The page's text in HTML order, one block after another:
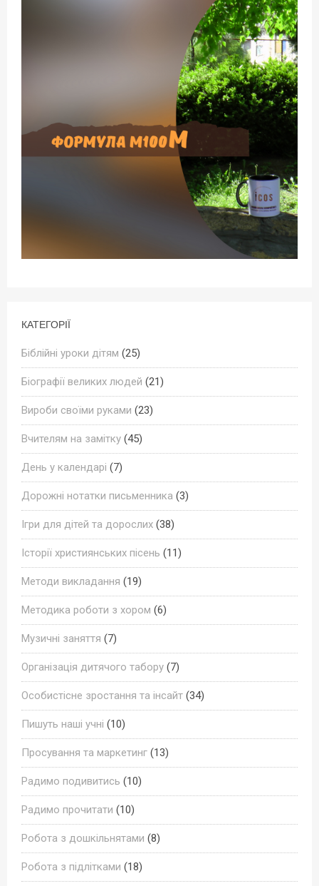
КАТЕГОРІЇ
Біблійні уроки дітям (25)
Біографії великих людей (21)
Вироби своїми руками (23)
Вчителям на замітку (45)
День у календарі (7)
Дорожні нотатки письменника (3)
Ігри для дітей та дорослих (38)
Історії християнських пісень (11)
Методи викладання (19)
Методика роботи з хором (6)
Музичні заняття (7)
Організація дитячого табору (7)
Особистісне зростання та інсайт (34)
Пишуть наші учні (10)
Просування та маркетинг (13)
Радимо подивитись (10)
Радимо прочитати (10)
Робота з дошкільнятами (8)
Робота з підлітками (18)